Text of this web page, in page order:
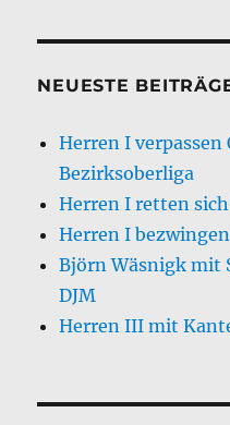
Beiträge
NEUESTE
Herren I
Bezirksoberliga
Herren I retten
Herren I
Björn Wäsnigk mit
DJM
Herren III mit